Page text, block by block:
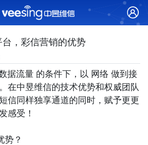
，彩信营销的优势
据流量 的条件下，以 网络 做到接
在中昱维信的技术优势和权威团队
信同样独享通道的同时，赋予更更
感受！
势？